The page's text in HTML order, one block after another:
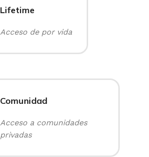
Lifetime
Acceso de por vida
Comunidad
Acceso a comunidades
privadas